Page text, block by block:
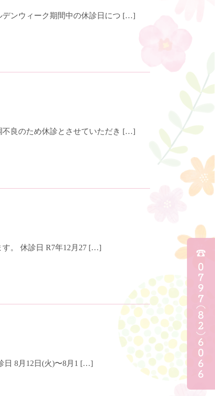
デンウィーク期間中の休診日につ […]
不良のため休診とさせていただき […]
。 休診日 R7年12月27 […]
日 8月12日(火)〜8月1 […]